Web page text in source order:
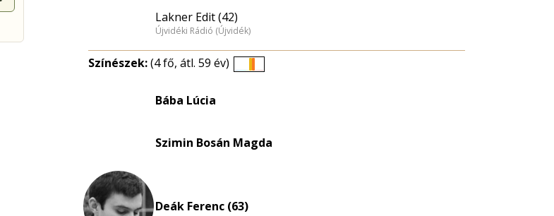
Lakner Edit (42)
Újvidéki Rádió (Újvidék)
Színészek:(4 fő, átl. 59 év)
Bába Lúcia
Szimin Bosán Magda
Deák Ferenc (63)